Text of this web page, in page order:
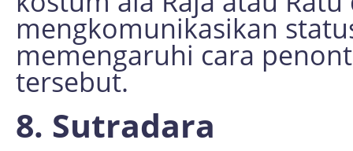
mengkomunikasikan
memengaruhi cara
tersebut.
8. Sutradara